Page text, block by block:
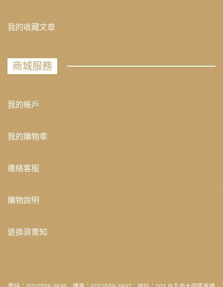
我的收藏文章
商城服務
我的帳戶
我的購物車
連絡客服
購物說明
退換貨需知